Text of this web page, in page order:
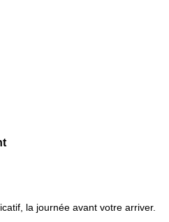
la journée avant votre arriver.